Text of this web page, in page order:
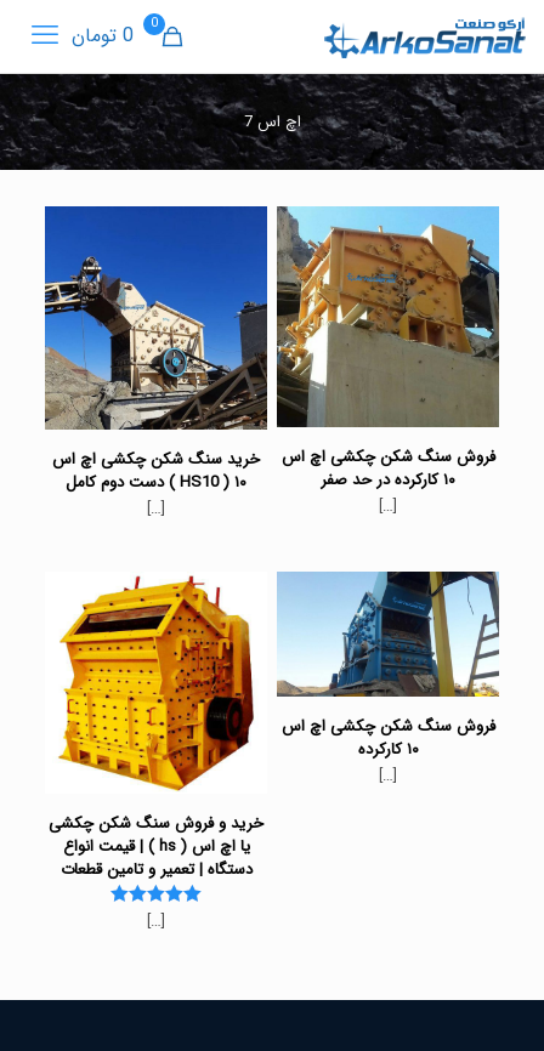
0 0 تومان
اچ اس 7
فروش سنگ شکن چکشی اچ اس
۱۰ کارکرده در حد صفر
[…]
خرید سنگ شکن چکشی اچ اس
۱۰ ( HS10 ) دست دوم کامل
[…]
فروش سنگ شکن چکشی اچ اس
۱۰ کارکرده
[…]
خرید و فروش سنگ شکن چکشی
یا اچ اس ( hs ) | قیمت انواع
دستگاه | تعمیر و تامین قطعات
Rated
[…]